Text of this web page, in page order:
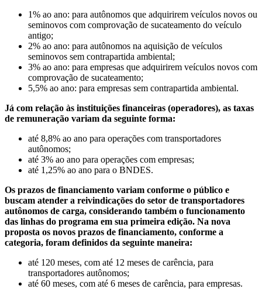
1% ao ano: para autônomos que adquirirem veículos novos ou
seminovos com comprovação de sucateamento do veículo
antigo;
2% ao ano: para autônomos na aquisição de veículos
seminovos sem contrapartida ambiental;
3% ao ano: para empresas que adquirirem veículos novos com
comprovação de sucateamento;
5,5% ao ano: para empresas sem contrapartida ambiental.
Já com relação às instituições financeiras (operadores), as taxas
de remuneração variam da seguinte forma:
até 8,8% ao ano para operações com transportadores
autônomos;
até 3% ao ano para operações com empresas;
até 1,25% ao ano para o BNDES.
Os prazos de financiamento variam conforme o público e
buscam atender a reivindicações do setor de transportadores
autônomos de carga, considerando também o funcionamento
das linhas do programa em sua primeira edição. Na nova
proposta os novos prazos de financiamento, conforme a
categoria, foram definidos da seguinte maneira:
até 120 meses, com até 12 meses de carência, para
transportadores autônomos;
até 60 meses, com até 6 meses de carência, para empresas.